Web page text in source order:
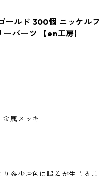
ールド 300個 ニッケルフ
パーツ 【en工房】
属メッキ
多少お色に誤差が生じるこ